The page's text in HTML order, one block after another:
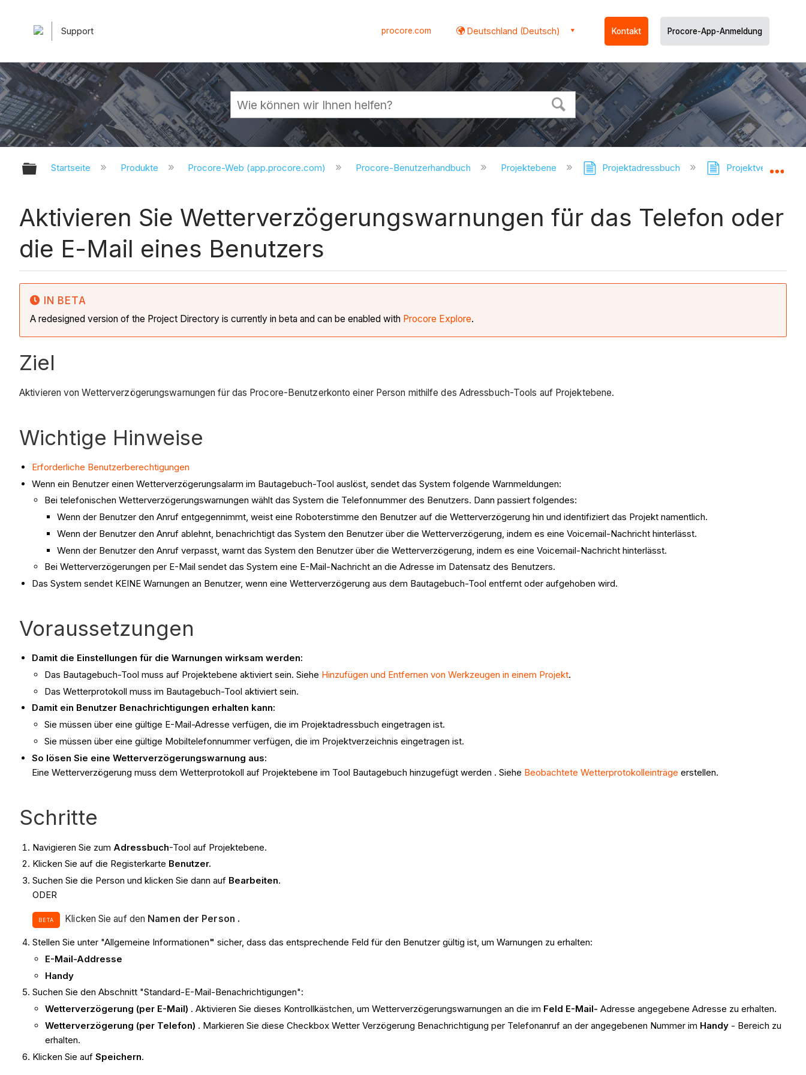
Support procore.com Deutschland (Deutsch) Kontakt Procore-App-Anmeldung
Globale Hierarchie auf- und zuklappen
Startseite Produkte Procore-Web (app.procore.com) Procore-Benutzerhandbuch Projektebene Projektadressbuch
Aktivieren Sie Wetterverzögerungswarnungen für das Telefon oder
die E-Mail eines Benutzers
IN BETA
A redesigned version of the Project Directory is currently in beta and can be enabled with Procore Explore.
Ziel
Aktivieren von Wetterverzögerungswarnungen für das Procore-Benutzerkonto einer Person mithilfe des Adressbuch-Tools auf Projektebene.
Wichtige Hinweise
Erforderliche Benutzerberechtigungen
Wenn ein Benutzer einen Wetterverzögerungsalarm im Bautagebuch-Tool auslöst, sendet das System folgende Warnmeldungen:
Bei telefonischen Wetterverzögerungswarnungen wählt das System die Telefonnummer des Benutzers. Dann passiert folgendes:
Wenn der Benutzer den Anruf entgegennimmt, weist eine Roboterstimme den Benutzer auf die Wetterverzögerung hin und identifiziert das Projekt namentlich.
Wenn der Benutzer den Anruf ablehnt, benachrichtigt das System den Benutzer über die Wetterverzögerung, indem es eine Voicemail-Nachricht hinterlässt.
Wenn der Benutzer den Anruf verpasst, warnt das System den Benutzer über die Wetterverzögerung, indem es eine Voicemail-Nachricht hinterlässt.
Bei Wetterverzögerungen per E-Mail sendet das System eine E-Mail-Nachricht an die Adresse im Datensatz des Benutzers.
Das System sendet KEINE Warnungen an Benutzer, wenn eine Wetterverzögerung aus dem Bautagebuch-Tool entfernt oder aufgehoben wird.
Voraussetzungen
Damit die Einstellungen für die Warnungen wirksam werden:
Das Bautagebuch-Tool muss auf Projektebene aktiviert sein. Siehe Hinzufügen und Entfernen von Werkzeugen in einem Projekt.
Das Wetterprotokoll muss im Bautagebuch-Tool aktiviert sein.
Damit ein Benutzer Benachrichtigungen erhalten kann:
Sie müssen über eine gültige E-Mail-Adresse verfügen, die im Projektadressbuch eingetragen ist.
Sie müssen über eine gültige Mobiltelefonnummer verfügen, die im Projektverzeichnis eingetragen ist.
So lösen Sie eine Wetterverzögerungswarnung aus:
Eine Wetterverzögerung muss dem Wetterprotokoll auf Projektebene im Tool Bautagebuch hinzugefügt werden . Siehe Beobachtete Wetterprotokolleinträge erstellen.
Schritte
Navigieren Sie zum Adressbuch-Tool auf Projektebene.
Klicken Sie auf die Registerkarte Benutzer.
Suchen Sie die Person und klicken Sie dann auf Bearbeiten.
ODER
BETA Klicken Sie auf den Namen der Person .
Stellen Sie unter "Allgemeine Informationen" sicher, dass das entsprechende Feld für den Benutzer gültig ist, um Warnungen zu erhalten:
E-Mail-Addresse
Handy
Suchen Sie den Abschnitt "Standard-E-Mail-Benachrichtigungen":
Wetterverzögerung (per E-Mail) . Aktivieren Sie dieses Kontrollkästchen, um Wetterverzögerungswarnungen an die im Feld E-Mail- Adresse angegebene Adresse zu erhalten.
Wetterverzögerung (per Telefon) . Markieren Sie diese Checkbox Wetter Verzögerung Benachrichtigung per Telefonanruf an der angegebenen Nummer im Handy - Bereich zu
erhalten.
Klicken Sie aufSpeichern.